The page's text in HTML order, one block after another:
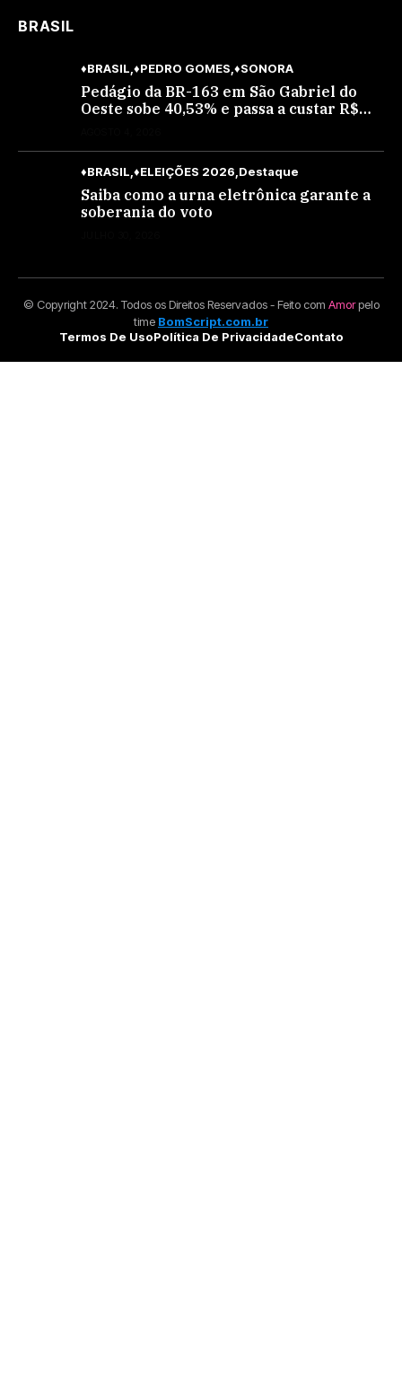
BRASIL
♦BRASIL ♦PEDRO GOMES ♦SONORA
Pedágio da BR-163 em São Gabriel do
Oeste sobe 40,53% e passa a custar R$
♦BRASIL ♦ELEIÇÕES 2026 Destaque
Saiba como a urna eletrônica garante a
soberania do voto
© Copyright 2024. Todos os Direitos Reservados - Feito com Amorpelo
time BomScript.com.br
Termos De UsoPolítica De PrivacidadeContato